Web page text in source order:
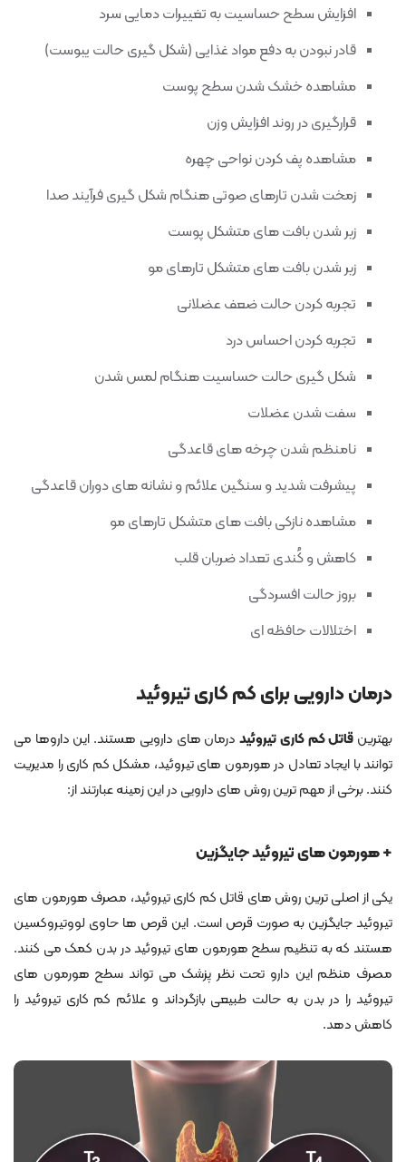
افزایش سطح حساسیت به تغییرات دمایی سرد
قادر نبودن به دفع مواد غذایی (شکل گیری حالت یبوست)
مشاهده خشک شدن سطح پوست
قرارگیری در روند افزایش وزن
مشاهده پف کردن نواحی چهره
زمخت شدن تارهای صوتی هنگام شکل گیری فرآیند صدا
زبر شدن بافت های متشکل پوست
زبر شدن بافت های متشکل تارهای مو
تجربه کردن حالت ضعف عضلانی
تجربه کردن احساس درد
شکل گیری حالت حساسیت هنگام لمس شدن
سفت شدن عضلات
نامنظم شدن چرخه های قاعدگی
پیشرفت شدید و سنگین علائم و نشانه های دوران قاعدگی
مشاهده نازکی بافت های متشکل تارهای مو
کاهش و کُندی تعداد ضربان قلب
بروز حالت افسردگی
اختلالات حافظه ای
درمان دارویی برای کم کاری تیروئید
بهترین قاتل کم کاری تیروئیددرمان های دارویی هستند. این داروها می
توانند با ایجاد تعادل در هورمون های تیروئید، مشکل کم کاری را مدیریت
کنند. برخی از مهم ترین روش های دارویی در این زمینه عبارتند از:
+ هورمون های تیروئید جایگزین
یکی از اصلی ترین روش های قاتل کم کاری تیروئید، مصرف هورمون های
تیروئید جایگزین به صورت قرص است. این قرص ها حاوی لووتیروکسین
هستند که به تنظیم سطح هورمون های تیروئید در بدن کمک می کنند.
مصرف منظم این دارو تحت نظر پزشک می تواند سطح هورمون های
تیروئید را در بدن به حالت طبیعی بازگرداند و علائم کم کاری تیروئید را
کاهش دهد.